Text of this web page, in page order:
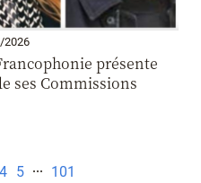
2026
présente
ses Commissions
4 5 101